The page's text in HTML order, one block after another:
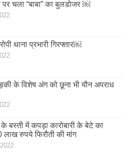
पर चला “बाबा” का बुलडोजर ￼
थाना प्रभारी गिरफ्तार￼
के विशेष अंग को छूना भी यौन अपराध
बस्ती में कपड़ा कारोबारी के बेटे का
रुपये फिरौती की मांग